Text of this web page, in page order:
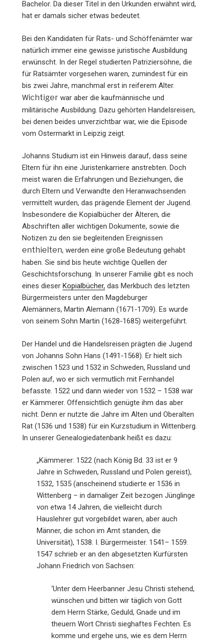
Bachelor. Da dieser Titel in den Urkunden erwähnt wird,
hat er damals sicher etwas bedeutet.
Bei den Kandidaten für Rats- und Schöffenämter war
natürlich immer eine gewisse juri­stische Ausbildung
erwünscht. In der Regel studierten Patriziersöhne, die
für Ratsämter vorgesehen waren, zumindest für ein
bis zwei Jahre, manch­mal erst in reiferem Alter.
Wichtiger war aber die kaufmännische und
militärische Ausbildung. Dazu gehörten Handelsreisen,
bei denen beides unverzichtbar war, wie die Episode
vom Ostermarkt in Leipzig zeigt.
Johanns Studium ist ein Hinweis darauf, dass seine
Eltern für ihn eine Juristenkarriere anstrebten. Doch
meist waren die Erfahrungen und Beziehungen, die
durch Eltern und Verwandte den Heranwachsenden
vermittelt wurden, das prägende Element der Jugend.
Insbesondere die Kopialbücher der Älteren, die
Abschriften aller wichtigen Dokumente, sowie die
Notizen zu den sie begleitenden Ereignissen
enthielten, werden eine große Bedeutung gehabt
haben. Sie sind bis heute wichtige Quellen der
Geschichtsforschung. In unserer Familie gibt es noch
eines dieser Kopialbücher, das Merkbuch des letzten
Bürgermeisters unter den Magdeburger
Alemänners, Martin Alemann (1671-1709). Es wurde
von seinem Sohn Martin (1628-1685) weitergeführt.
Der Handel und die Handelsreisen prägten die Jugend
von Johanns Sohn Hans (1491-1568). Er hielt sich
zwischen 1523 und 1532 in Schweden, Russland und
Polen auf, wo er sich vermutlich mit Fern­handel
befasste. 1522 und dann wieder von 1532 – 1538 war
er Kämmerer. Offensichtlich genügte ihm das aber
nicht. Denn er nutzte die Jahre im Alten und Oberalten
Rat (1536 und 1538) für ein Kurzstu­dium in Wittenberg.
In unserer Genealogiedatenbank heißt es dazu:
„Kämmerer: 1522 (nach König Bd. 33 ist er 9
Jahre in Schweden, Russland und Polen gereist),
1532, 1535 (anscheinend studierte er 1536 in
Wittenberg – in damaliger Zeit bezogen Jünglinge
von etwa 14 Jahren, die vielleicht durch
Hauslehrer gut vorgebildet waren, aber auch
Männer, die schon im Amt standen, die
Universität), 1538. I. Bürgermeister. 1541– 1559.
1547 schrieb er an den abgesetzten Kurfürsten
Johann Friedrich von Sachsen:
‘Unter dem Heerbanner Jesu Christi stehend,
wünschen und bitten wir täglich von Gott
dem Herrn Stärke, Geduld, Gnade und im
theuern Wort Christi sieghaftes Fechten. Es
komme und ergehe uns, wie es dem Herrn